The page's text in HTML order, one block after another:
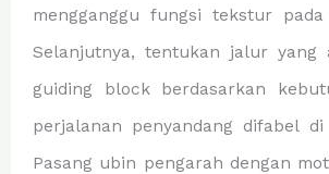
mengganggu fungsi tekstur
Selanjutnya, tentukan jalur yang
guiding block berdasarkan
perjalanan penyandang difabel
Pasang ubin pengarah dengan